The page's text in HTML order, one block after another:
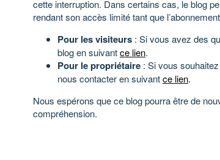
cette interruption. Dans certains cas, le blog
rendant son accès limité tant que
Pour les visiteurs : Si vous avez des
blog en suivantce lien.
Pour le propriétaire : Si vous
nous contacter en suivantce lien.
Nous espérons que ce blog pourra être de
compréhension.